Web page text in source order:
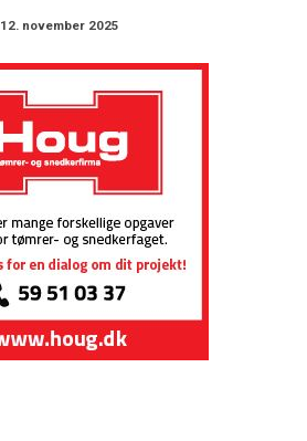
12. november 2025